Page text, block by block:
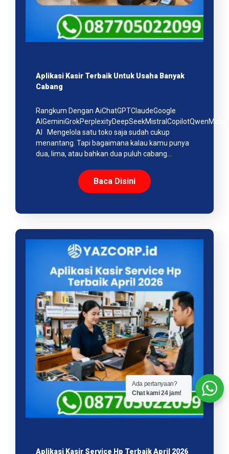
Aplikasi Kasir Terbaik Untuk Usaha Banyak
Cabang
Rangkum Dengan AiChatGPTClaudeGoogle
AIGeminiGrokPerplexityDeepSeekMistralCopilotQwenMeta
AI Mengelola satu toko saja sudah cukup
menantang. Tapi bagaimana kalau kamu punya
dua, lima, atau bahkan dua puluh cabang…
Baca Disini
Aplikasi Kasir Service Hp Terbaik April 2026
Ada pertanyaan?
Chat kami 24 jam!